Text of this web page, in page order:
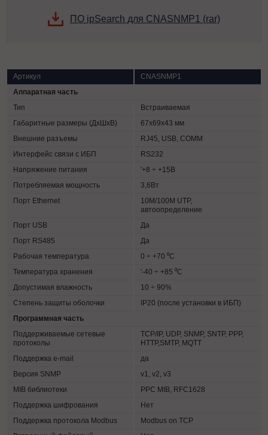
ПО ipSearch для CNASNMP1 (rar)
Артикул
CNASNMP1
Аппаратная часть
Тип
Встраиваемая
Габаритные размеры (ДхШхВ)
67х69х43 мм
Внешние разъемы
RJ45, USB, COMM
Интерфейс связи с ИБП
RS232
Напряжение питания
'+8 ÷ +15В
Потребляемая мощность
3,6Вт
Порт Ethernet
10M/100M UTP,
автоопределение
Порт USB
Да
Порт RS485
Да
Рабочая температура
0 ÷ +70 ⁰С
Температура хранения
'-40 ÷ +85 ⁰С
Допустимая влажность
10 ÷ 90%
Степень защиты оболочки
IP20 (после установки в ИБП)
Программная часть
Поддерживаемые сетевые
протоколы
TCP/IP, UDP, SNMP, SNTP, PPP,
HTTP,SMTP, MQTT
Поддержка e-mail
да
Версия SNMP
v1, v2, v3
MIB библиотеки
PPC MIB, RFC1628
Поддержка шифрования
Нет
Поддержка протокола Modbus
Modbus on TCP